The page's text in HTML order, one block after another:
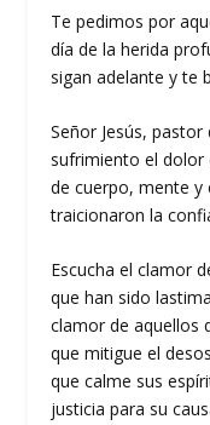
Te pedimos por
día de la herida
sigan adelante y te
Señor Jesús,
sufrimiento el dolor
de cuerpo, mente y
traicionaron la
Escucha el clamor
que han sido
clamor de aquellos
que mitigue el
que calme sus
justicia para su